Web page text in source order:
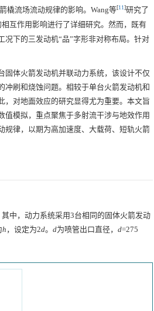
橇流场流动规律的影响。Wang等[11]研究了
互作用影响进行了详细研究。然而，既有
下的三发动机“品”字形非对称布局。针对
固体火箭发动机并联动力系统，该设计不仅
刷和烧蚀问题。相较于单台火箭发动机和
，对地面效应的研究显得尤为重要。本文旨
模拟，重点聚焦于多射流干涉与地效作用
规律，以期为高加速度、大载荷、短轨火箭
中，动力系统采用3台相同的固体火箭发动
h ，设定为2d。 d为喷管出口直径， d=275